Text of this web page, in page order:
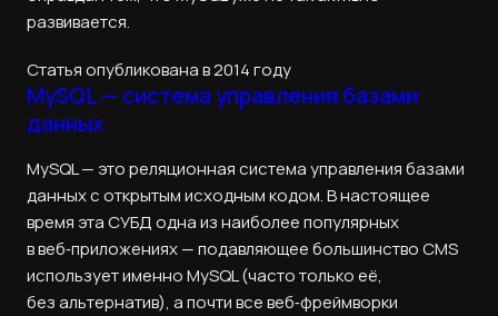
развивается.
Статья опубликована в 2014 году
MySQL — система управления базами
данных
MySQL — это реляционная система управления базами
данных с открытым исходным кодом. В настоящее
время эта СУБД одна из наиболее популярных
в веб‑приложениях — подавляющее большинство CMS
использует именно MySQL (часто только её,
без альтернатив), а почти все веб‑фреймворки